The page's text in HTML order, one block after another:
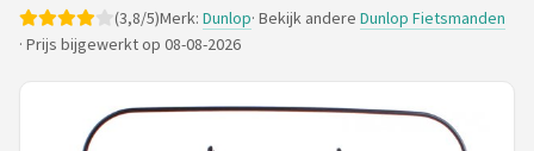
Stadsfietsen
Elektrische fietsen
Mountainbikes
(3,8/5)Merk: Dunlop· Bekijk andere Dunlop Fietsmanden
· Prijs bijgewerkt op 08-08-2026